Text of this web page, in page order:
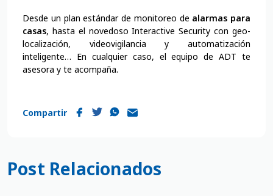
Desde un plan estándar de monitoreo de alarmas para
casas, hasta el novedoso Interactive Security con geo-
localización, videovigilancia y automatización
inteligente… En cualquier caso, el equipo de ADT te
asesora y te acompaña.
Compartir
Post Relacionados